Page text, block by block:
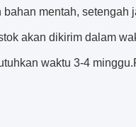
mentah,
akan dikirim dalam
waktu 3-4